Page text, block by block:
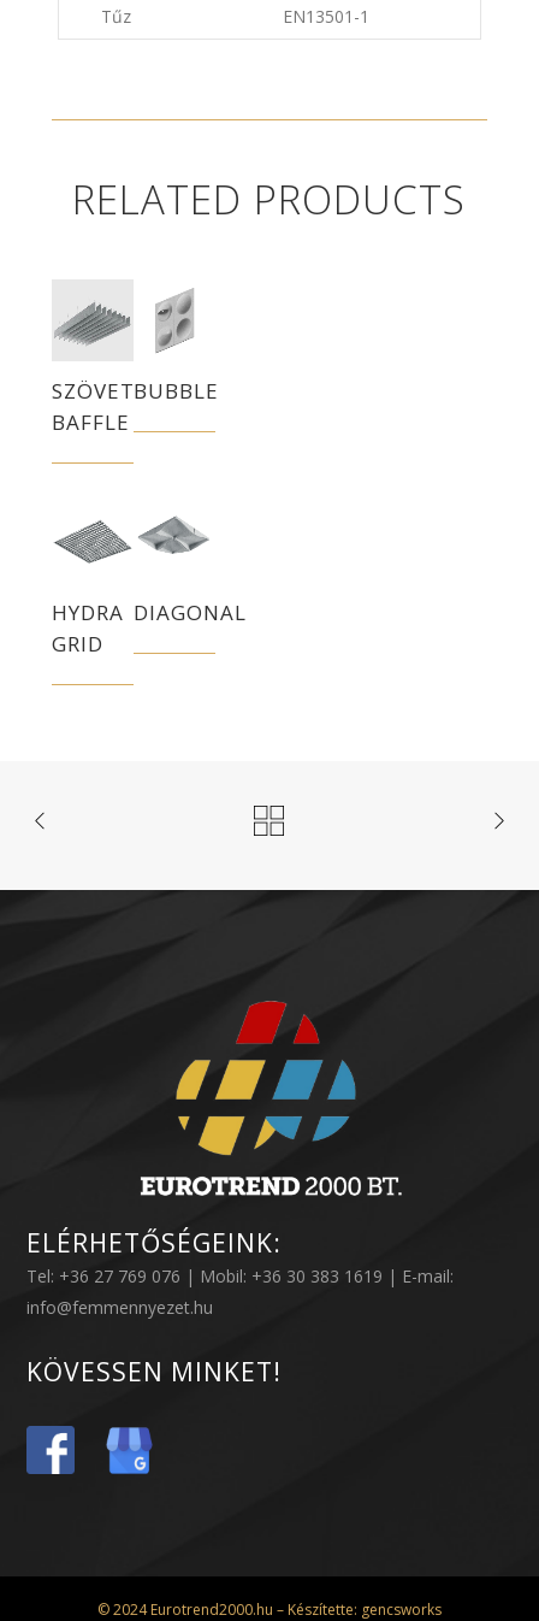
Tűz
EN13501-1
RELATED PRODUCTS
SZÖVET
BAFFLE
BUBBLE
HYDRA
GRID
DIAGONAL
ELÉRHETŐSÉGEINK:
Tel: +36 27 769 076 | Mobil: +36 30 383 1619 | E-mail:
info@femmennyezet.hu
KÖVESSEN MINKET!
© 2024 Eurotrend2000.hu – Készítette: gencsworks